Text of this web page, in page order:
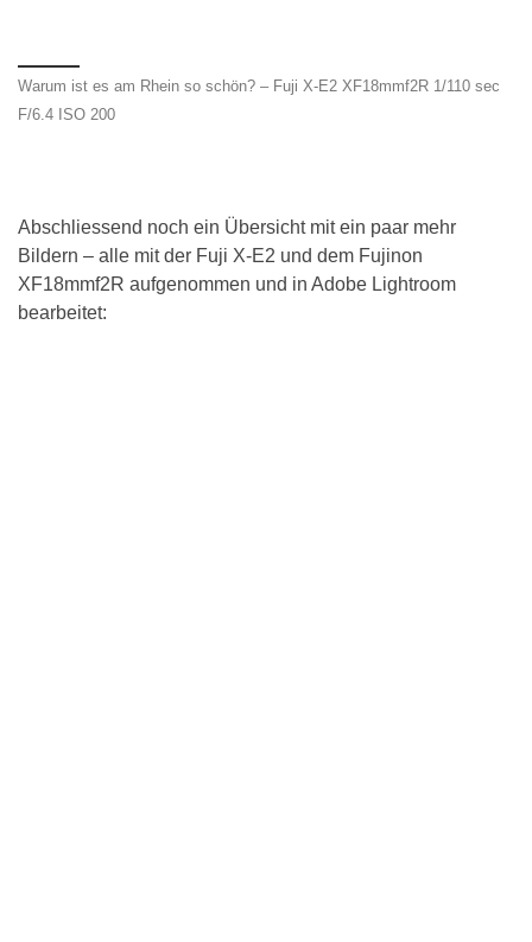
Warum ist es am Rhein so schön? – Fuji X-E2 XF18mmf2R 1/110 sec
F/6.4 ISO 200
Abschliessend noch ein Übersicht mit ein paar mehr
Bildern – alle mit der Fuji X-E2 und dem Fujinon
XF18mmf2R aufgenommen und in Adobe Lightroom
bearbeitet: